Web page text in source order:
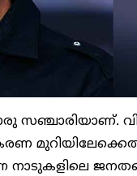
നാടുകളിലെ